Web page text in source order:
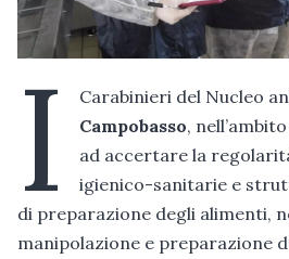
I
Carabinieri del Nucleo
Campobasso,
ad accertare la
igienico-sanitarie e
di preparazione degli alimenti,
manipolazione e preparazione